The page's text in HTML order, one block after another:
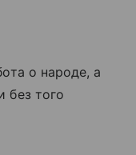
о народе, а
без того